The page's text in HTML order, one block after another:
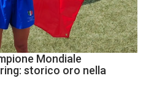
Mondiale
storico oro nella